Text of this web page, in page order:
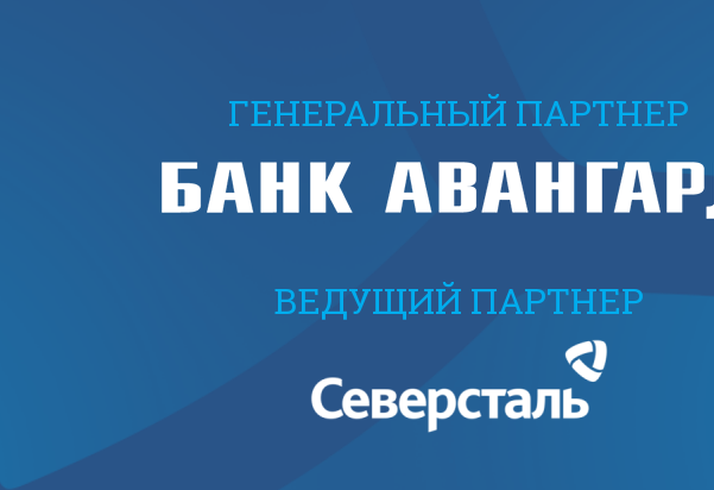
ГЕНЕРАЛЬНЫЙ ПАРТНЕР
ВЕДУЩИЙ ПАРТНЕР